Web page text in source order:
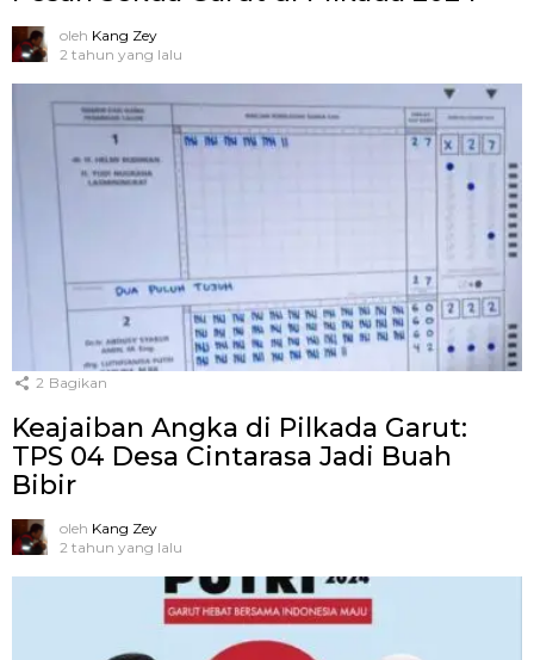
oleh Kang Zey
2 tahun yang lalu
2 Bagikan
Keajaiban Angka di Pilkada Garut:
TPS 04 Desa Cintarasa Jadi Buah
Bibir
oleh Kang Zey
2 tahun yang lalu